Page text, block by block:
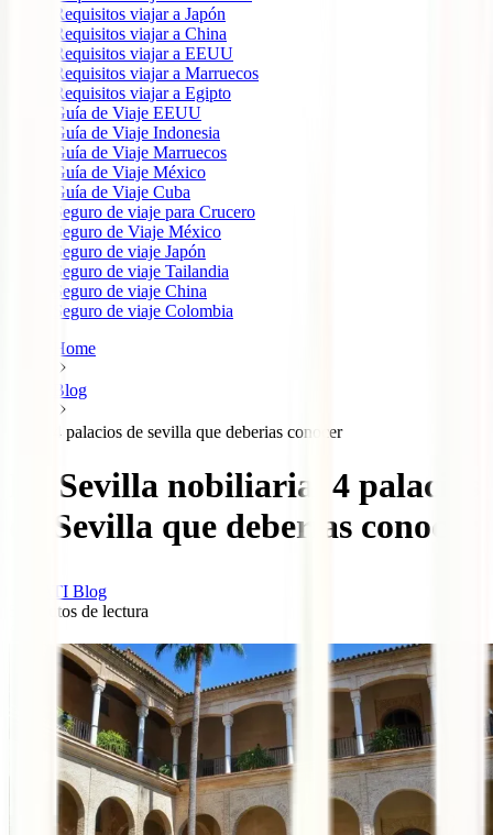
Requisitos viajar a Japón
Requisitos viajar a China
Requisitos viajar a EEUU
Requisitos viajar a Marruecos
Requisitos viajar a Egipto
Guía de Viaje EEUU
Guía de Viaje Indonesia
Guía de Viaje Marruecos
Guía de Viaje México
Guía de Viaje Cuba
Seguro de viaje para Crucero
Seguro de Viaje México
Seguro de viaje Japón
Seguro de viaje Tailandia
Seguro de viaje China
Seguro de viaje Colombia
Home
Blog
4 palacios de sevilla que deberias conocer
La Sevilla nobiliaria. 4 palacios
de Sevilla que deberías conocer
IATI Blog
minutos de lectura